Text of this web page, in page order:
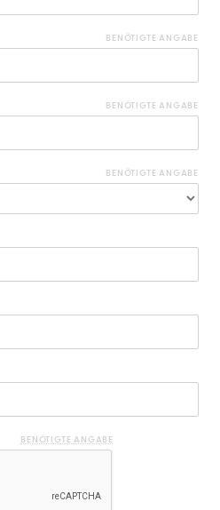
BENÖTIGTE ANGABE
BENÖTIGTE ANGABE
BENÖTIGTE ANGABE
BENÖTIGTE ANGABE